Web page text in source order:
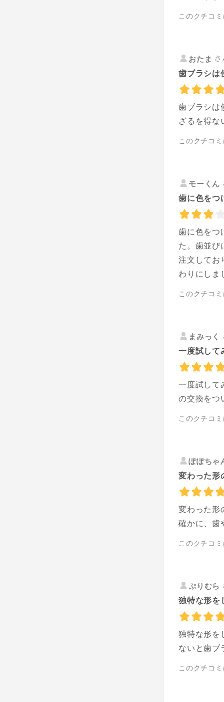
このクチコ
おたま
歯ブラシは
歯ブラシは
ざるを得な
このクチコ
モーくん
歯に色をつ
歯に色をつ
た。歯並び
注文してお
わりにしま
このクチコ
まみっく
一度試して
一度試して
の交換をつ
このクチコ
ぽぽちゃ
変わった形
変わった形
確かに、歯
このクチコ
ぷりむら
独特な形を
独特な形を
ないと歯ブ
このクチコ